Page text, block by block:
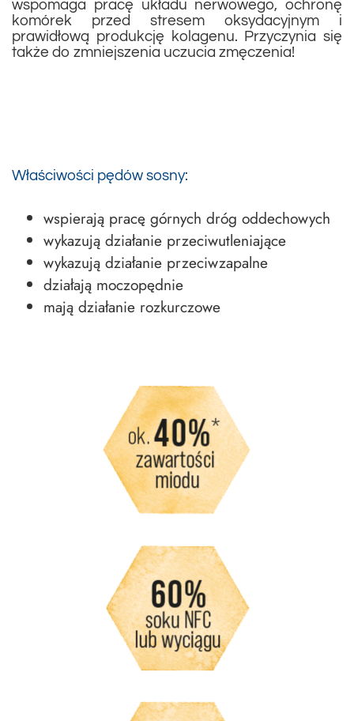
wspomaga pracę układu nerwowego, ochronę
komórek przed stresem oksydacyjnym i
prawidłową produkcję kolagenu. Przyczynia się
także do zmniejszenia uczucia zmęczenia!
Właściwości pędów sosny:
wspierają pracę górnych dróg oddechowych
wykazują działanie przeciwutleniające
wykazują działanie przeciwzapalne
działają moczopędnie
mają działanie rozkurczowe